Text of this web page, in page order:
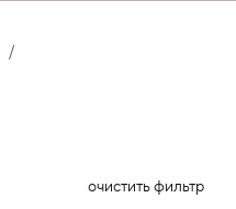
очистить фильтр